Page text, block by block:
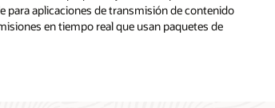
para aplicaciones de transmisión de contenido
en tiempo real que usan paquetes de